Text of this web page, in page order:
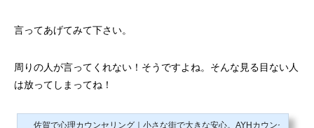
言ってあげてみて下さい。
周りの人が言ってくれない！そうですよね。そんな見る目ない人
は放ってしまってね！
佐賀で心理カウンセリング｜小さな街で大きな安心。AYHカウンセリン